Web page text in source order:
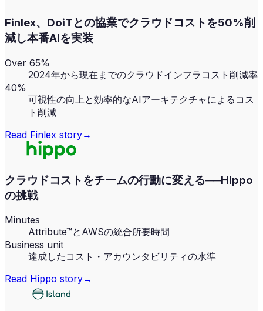
Finlex、DoiTとの協業でクラウドコストを50%削
減し本番AIを実装
Over 65%
2024年から現在までのクラウドインフラコスト削減率
40%
可視性の向上と効率的なAIアーキテクチャによるコス
ト削減
Read Finlex story→
クラウドコストをチームの行動に変える──Hippo
の挑戦
Minutes
Attribute™とAWSの統合所要時間
Business unit
達成したコスト・アカウンタビリティの水準
Read Hippo story→